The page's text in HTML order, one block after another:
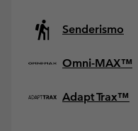
Senderismo
Omni-MAX™
Adapt Trax™